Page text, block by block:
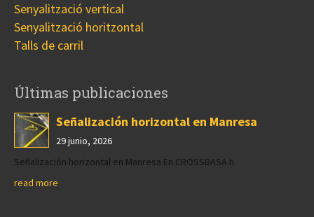
Senyalització vertical
Senyalització horitzontal
Talls de carril
Últimas publicaciones
Señalización horizontal en Manresa
29 junio, 2026
Señalización horizontal en Manresa En CROSSBASA h
read more